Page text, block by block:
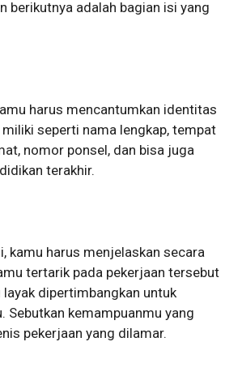
berikutnya adalah bagian isi yang
harus mencantumkan identitas
seperti nama lengkap, tempat
nomor ponsel, dan bisa juga
terakhir.
kamu harus menjelaskan secara
tertarik pada pekerjaan tersebut
layak dipertimbangkan untuk
Sebutkan kemampuanmu yang
pekerjaan yang dilamar.